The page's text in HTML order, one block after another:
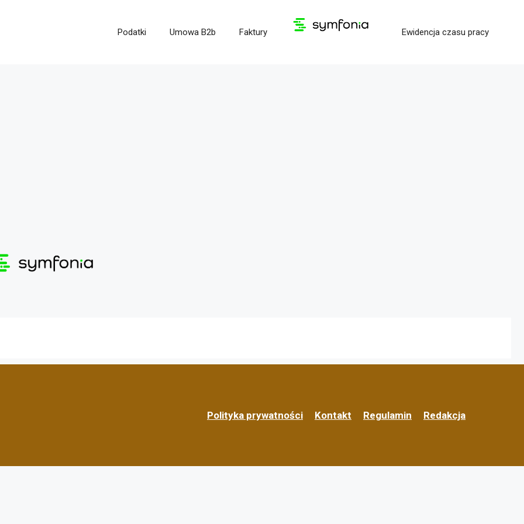
Podatki Umowa B2b Faktury Ewidencja czasu pracy
Polityka prywatności Kontakt Regulamin Redakcja